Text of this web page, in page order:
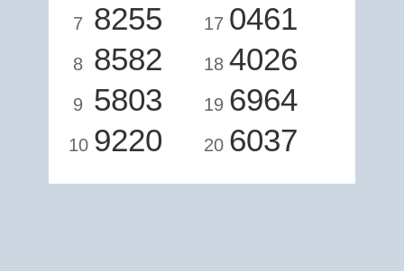
7 8255
8 8582
9 5803
10 9220
17 0461
18 4026
19 6964
20 6037